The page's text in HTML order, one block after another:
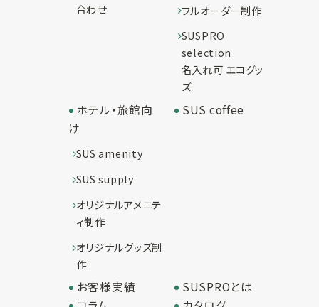
合わせ
フルオーダー制作
SUSPRO
selection
名入れ可 エコグッ
ズ
ホテル・旅館向
け
SUS amenity
SUS supply
オリジナルアメニテ
ィ制作
オリジナルグッズ制
作
SUS coffee
お客様実績
SUSPROとは